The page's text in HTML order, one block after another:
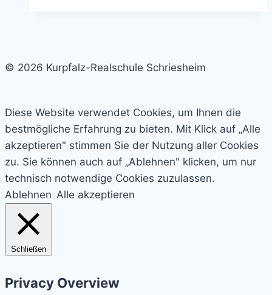
© 2026 Kurpfalz-Realschule Schriesheim
Diese Website verwendet Cookies, um Ihnen die
bestmögliche Erfahrung zu bieten. Mit Klick auf „Alle
akzeptieren" stimmen Sie der Nutzung aller Cookies
zu. Sie können auch auf „Ablehnen" klicken, um nur
technisch notwendige Cookies zuzulassen.
Ablehnen Alle akzeptieren
Schließen
Privacy Overview